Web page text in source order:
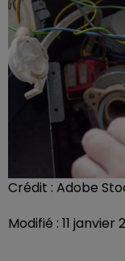
Crédit : Adobe
Modifié : 11 janvier